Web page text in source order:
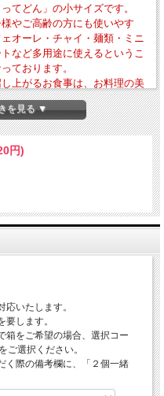
てどん」の小サイズです。
やご高齢の方にも使いやす
オーレ・チャイ・麺類・ミニ
など多用途に使えるというこ
ております。
上がるお食事は、お料理の美
います。
量-約207g・満水容量-約320cc
・ガスオーブンの使用はNG
ただくために、口当たり・持ちやす
取手を付ける・安定感などを意識し
せんので電子レンジの使用が可能で
)してください。
と紅茶のティーバッグを入れしばら
みで砂糖を入れ電子レンジでチン
バッグとお好みの香辛料を適量入
クとお好みで砂糖を入れ電子レンジ
チキスの針のアルミ部分が反応して
のか針を外してからチンするように
が膨らんで破れたりする可能性があ
を見る ▼
円)
いたします。
します。
をご希望の場合、選択コー
ご選択ください。
際の備考欄に、「２個一緒